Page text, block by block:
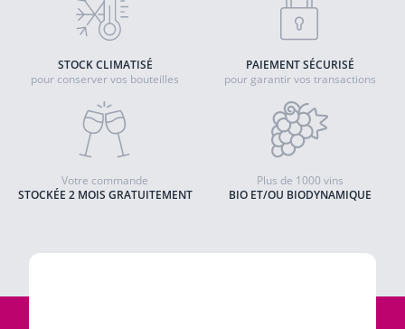
STOCK CLIMATISÉ
pour conserver vos bouteilles
PAIEMENT SÉCURISÉ
pour garantir vos transactions
STOCKÉE 2 MOIS GRATUITEMENT
Votre commande
BIO ET/OU BIODYNAMIQUE
Plus de 1000 vins